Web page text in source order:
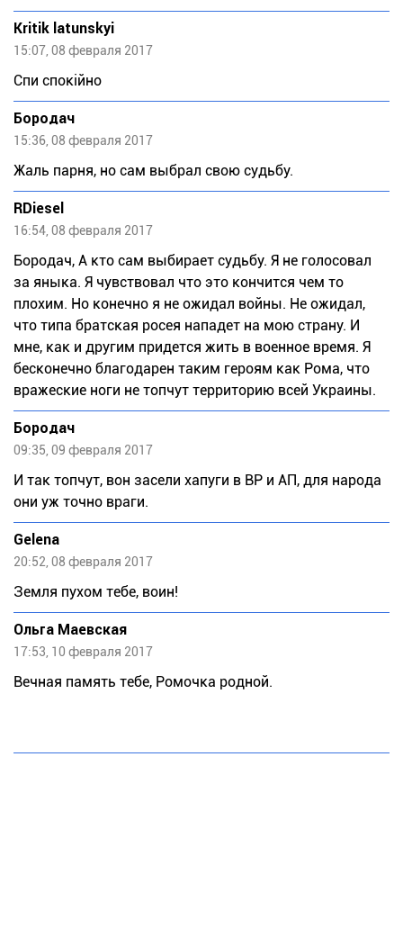
Kritik latunskyi
15:07, 08 февраля 2017
Спи спокійно
Бородач
15:36, 08 февраля 2017
Жаль парня, но сам выбрал свою судьбу.
RDiesel
16:54, 08 февраля 2017
Бородач, А кто сам выбирает судьбу. Я не голосовал
за яныка. Я чувствовал что это кончится чем то
плохим. Но конечно я не ожидал войны. Не ожидал,
что типа братская росея нападет на мою страну. И
мне, как и другим придется жить в военное время. Я
бесконечно благодарен таким героям как Рома, что
вражеские ноги не топчут территорию всей Украины.
Бородач
09:35, 09 февраля 2017
И так топчут, вон засели хапуги в ВР и АП, для народа
они уж точно враги.
Gelena
20:52, 08 февраля 2017
Земля пухом тебе, воин!
Ольга Маевская
17:53, 10 февраля 2017
Вечная память тебе, Ромочка родной.